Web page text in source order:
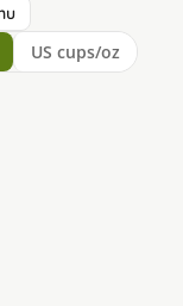
US cups/oz